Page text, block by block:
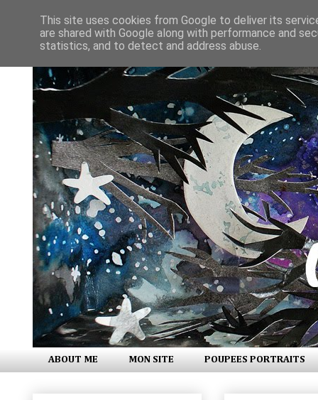
ABOUT ME MON SITE POUPEES PORTRAITS
This site uses cookies from Google to deliver its
are shared with Google along with performance and
statistics, and to detect and address abuse.